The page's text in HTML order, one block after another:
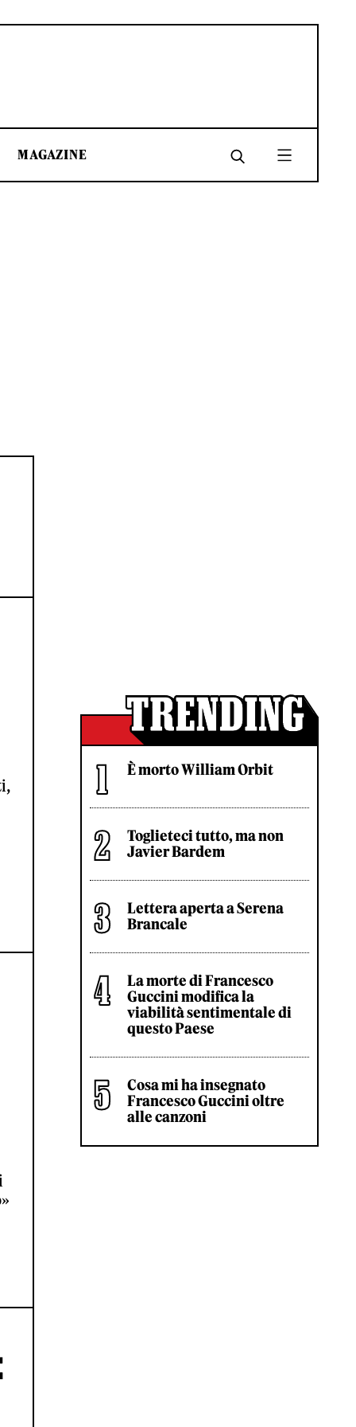
MAGAZINE
È morto William Orbit
Toglieteci tutto, ma non
Javier Bardem
Lettera aperta a Serena
Brancale
La morte di Francesco
Guccini modifica la
viabilità sentimentale di
questo Paese
Cosa mi ha insegnato
Francesco Guccini oltre
alle canzoni